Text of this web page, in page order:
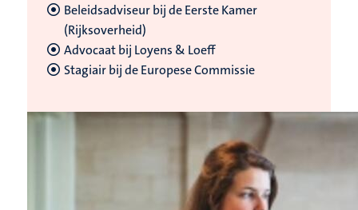
Beleidsadviseur bij de Eerste Kamer
(Rijksoverheid)
Advocaat bij Loyens & Loeff
Stagiair bij de Europese Commissie